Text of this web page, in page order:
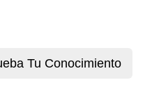
Tu Conocimiento